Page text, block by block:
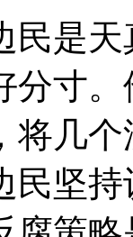
民是
分寸
将几
民坚